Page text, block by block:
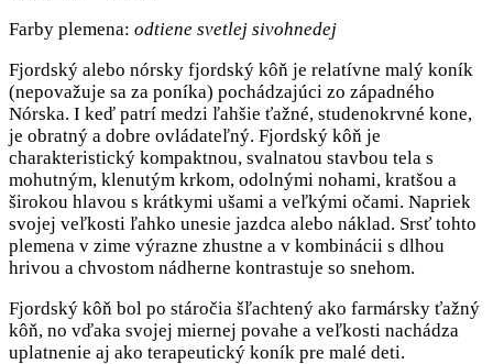
Farby plemena: odtiene svetlej sivohnedej
Fjordský alebo nórsky fjordský kôň je relatívne malý koník
(nepovažuje sa za poníka) pochádzajúci zo západného
Nórska. I keď patrí medzi ľahšie ťažné, studenokrvné kone,
je obratný a dobre ovládateľný. Fjordský kôň je
charakteristický kompaktnou, svalnatou stavbou tela s
mohutným, klenutým krkom, odolnými nohami, kratšou a
širokou hlavou s krátkymi ušami a veľkými očami. Napriek
svojej veľkosti ľahko unesie jazdca alebo náklad. Srsť tohto
plemena v zime výrazne zhustne a v kombinácii s dlhou
hrivou a chvostom nádherne kontrastuje so snehom.
Fjordský kôň bol po stáročia šľachtený ako farmársky ťažný
kôň, no vďaka svojej miernej povahe a veľkosti nachádza
uplatnenie aj ako terapeutický koník pre malé deti.